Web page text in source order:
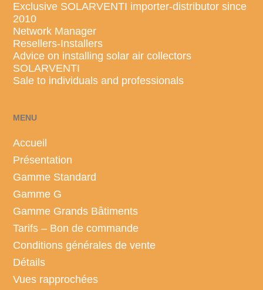
Exclusive SOLARVENTI importer-distributor since
2010
Network Manager
Resellers-Installers
Advice on installing solar air collectors
SOLARVENTI
Sale to individuals and professionals
MENU
Accueil
Présentation
Gamme Standard
Gamme G
Gamme Grands Bâtiments
Tarifs – Bon de commande
Conditions générales de vente
Détails
Vues rapprochées